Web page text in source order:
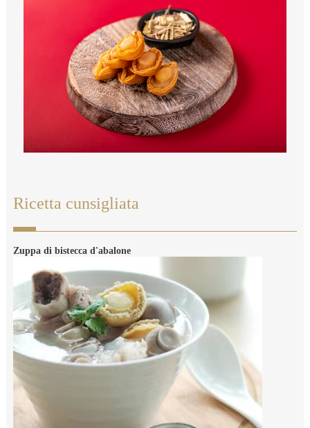
Ricetta cunsigliata
Zuppa di bistecca d'abalone